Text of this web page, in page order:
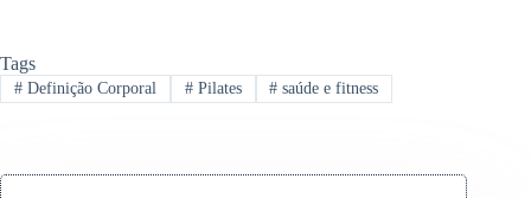
Tags
#Definição Corporal #Pilates # saúde e fitness